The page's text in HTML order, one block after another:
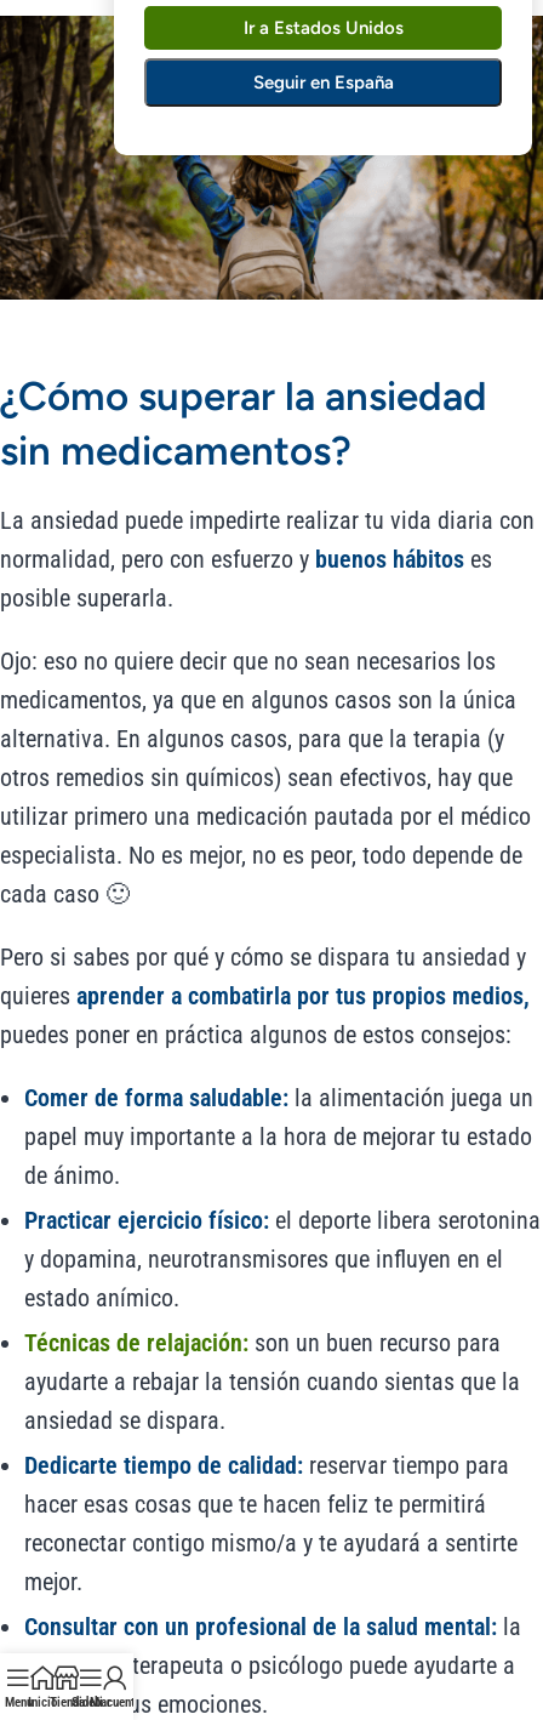
¿Cómo superar la ansiedad
sin medicamentos?
La ansiedad puede impedirte realizar tu vida diaria con
normalidad, pero con esfuerzo y buenos hábitos es
posible superarla.
Ojo: eso no quiere decir que no sean necesarios los
medicamentos, ya que en algunos casos son la única
alternativa. En algunos casos, para que la terapia (y
otros remedios sin químicos) sean efectivos, hay que
utilizar primero una medicación pautada por el médico
especialista. No es mejor, no es peor, todo depende de
cada caso 🙂
Pero si sabes por qué y cómo se dispara tu ansiedad y
quieres aprender a combatirla por tus propios medios,
puedes poner en práctica algunos de estos consejos:
Comer de forma saludable: la alimentación juega un
papel muy importante a la hora de mejorar tu estado
de ánimo.
Practicar ejercicio físico: el deporte libera serotonina
y dopamina, neurotransmisores que influyen en el
estado anímico.
Técnicas de relajación: son un buen recurso para
ayudarte a rebajar la tensión cuando sientas que la
ansiedad se dispara.
Dedicarte tiempo de calidad: reservar tiempo para
hacer esas cosas que te hacen feliz te permitirá
reconectar contigo mismo/a y te ayudará a sentirte
mejor.
Consultar con un profesional de la salud mental: la
visita a un terapeuta o psicólogo puede ayudarte a
gestionar tus emociones.
MenuInicioTiendaSidebarMi cuenta
Ir a Estados Unidos
Seguir en España